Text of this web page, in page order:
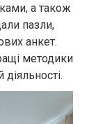
а також
пазли,
анкет.
методики